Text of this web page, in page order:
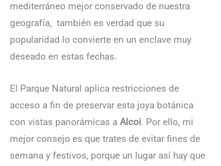
mediterráneo mejor conservado de nuestra
geografía, también es verdad que su
popularidad lo convierte en un enclave muy
deseado en estas fechas.
El Parque Natural aplica restricciones de
acceso a fin de preservar esta joya botánica
con vistas panorámicas a Alcoi. Por ello, mi
mejor consejo es que trates de evitar fines de
semana y festivos, porque un lugar así hay que